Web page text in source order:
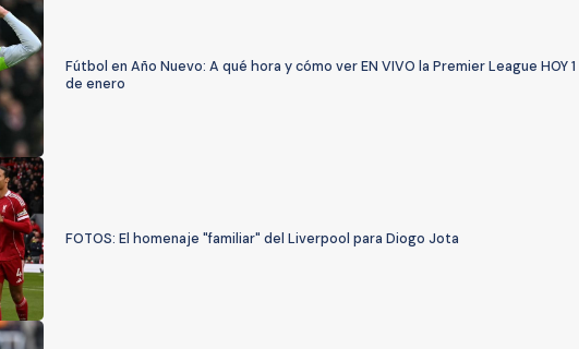
Fútbol en Año Nuevo: A qué hora y cómo ver EN VIVO la Premier League HOY 1
de enero
FOTOS: El homenaje "familiar" del Liverpool para Diogo Jota